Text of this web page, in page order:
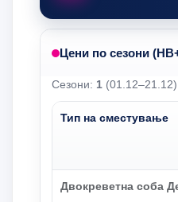
Цени по сезони
Сезони: 1 (01.12–21.12)
Тип на сместување
Двокреветна соба